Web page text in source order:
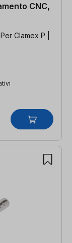
CNC,
Clamex P |